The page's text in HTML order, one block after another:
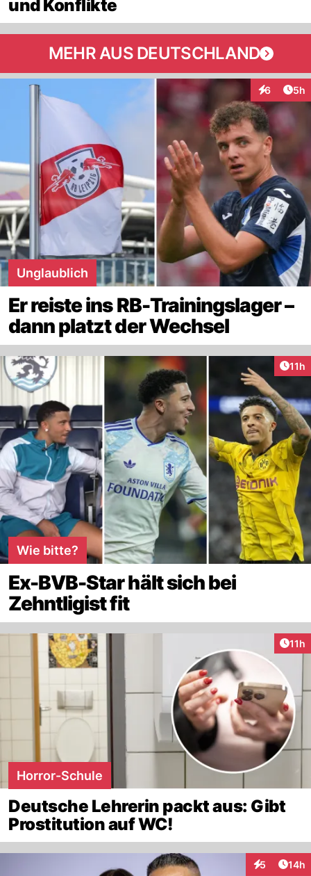
und Konflikte
MEHR AUS DEUTSCHLAND
6 5h
Unglaublich
Er reiste ins RB-Trainingslager –
dann platzt der Wechsel
11h
Wie bitte?
Ex-BVB-Star hält sich bei
Zehntligist fit
11h
Horror-Schule
Deutsche Lehrerin packt aus: Gibt
Prostitution auf WC!
5
Interaktionen
14h